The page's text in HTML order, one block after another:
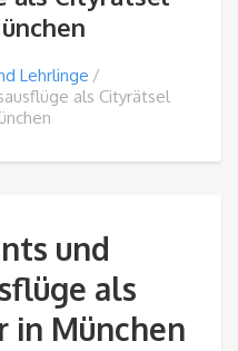
Lehrlinge
als Cityrätsel
und
als
in München